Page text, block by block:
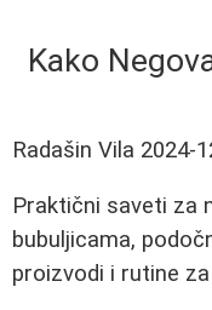
Kako
Radašin Vila 2024-
Praktični saveti za
bubuljicama,
proizvodi i rutine